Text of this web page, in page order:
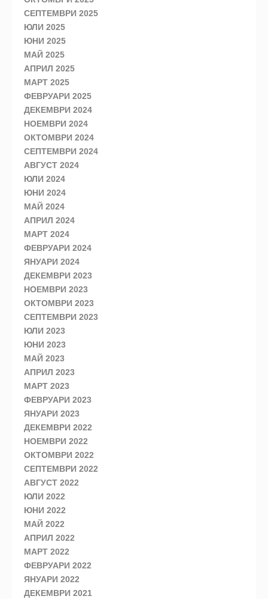
СЕПТЕМВРИ 2025
ЮЛИ 2025
ЮНИ 2025
МАЙ 2025
АПРИЛ 2025
МАРТ 2025
ФЕВРУАРИ 2025
ДЕКЕМВРИ 2024
НОЕМВРИ 2024
ОКТОМВРИ 2024
СЕПТЕМВРИ 2024
АВГУСТ 2024
ЮЛИ 2024
ЮНИ 2024
МАЙ 2024
АПРИЛ 2024
МАРТ 2024
ФЕВРУАРИ 2024
ЯНУАРИ 2024
ДЕКЕМВРИ 2023
НОЕМВРИ 2023
ОКТОМВРИ 2023
СЕПТЕМВРИ 2023
ЮЛИ 2023
ЮНИ 2023
МАЙ 2023
АПРИЛ 2023
МАРТ 2023
ФЕВРУАРИ 2023
ЯНУАРИ 2023
ДЕКЕМВРИ 2022
НОЕМВРИ 2022
ОКТОМВРИ 2022
СЕПТЕМВРИ 2022
АВГУСТ 2022
ЮЛИ 2022
ЮНИ 2022
МАЙ 2022
АПРИЛ 2022
МАРТ 2022
ФЕВРУАРИ 2022
ЯНУАРИ 2022
ДЕКЕМВРИ 2021